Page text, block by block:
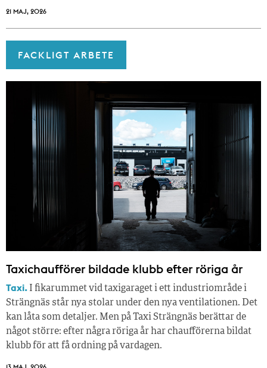
21 MAJ, 2026
FACKLIGT ARBETE
Taxichaufförer bildade klubb efter röriga år
Taxi. I fikarummet vid taxigaraget i ett industriområde i
Strängnäs står nya stolar under den nya ventilationen. Det
kan låta som detaljer. Men på Taxi Strängnäs berättar de
något större: efter några röriga år har chaufförerna bildat
klubb för att få ordning på vardagen.